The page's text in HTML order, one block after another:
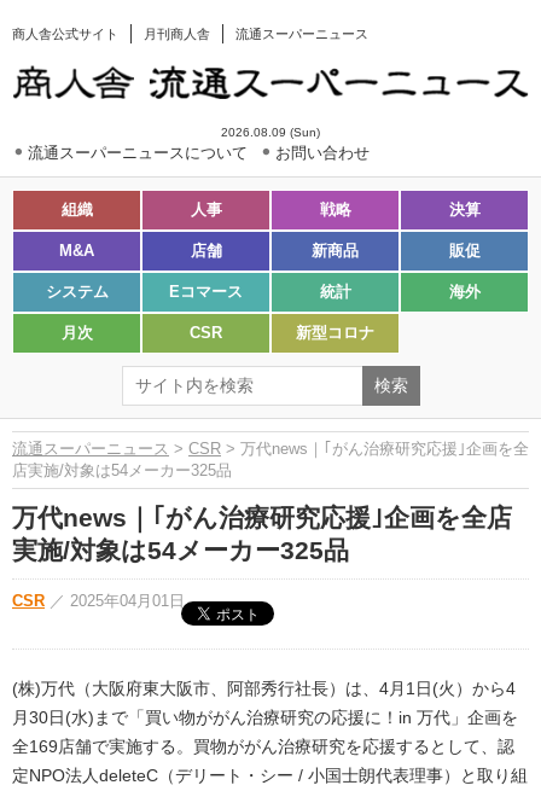
商人舎公式サイト 月刊商人舎 流通スーパーニュース
2026.08.09 (Sun)
流通スーパーニュースについて お問い合わせ
組織 人事 戦略 決算
M&A 店舗 新商品 販促
システム Eコマース 統計 海外
月次 CSR 新型コロナ
流通スーパーニュース > CSR > 万代news｜｢がん治療研究応援｣企画を全
店実施/対象は54メーカー325品
万代news｜｢がん治療研究応援｣企画を全店
実施/対象は54メーカー325品
CSR ／ 2025年04月01日
(株)万代（大阪府東大阪市、阿部秀行社長）は、4月1日(火）から4
月30日(水)まで「買い物ががん治療研究の応援に！in 万代」企画を
全169店舗で実施する。買物ががん治療研究を応援するとして、認
定NPO法人deleteC（デリート・シー / 小国士朗代表理事）と取り組